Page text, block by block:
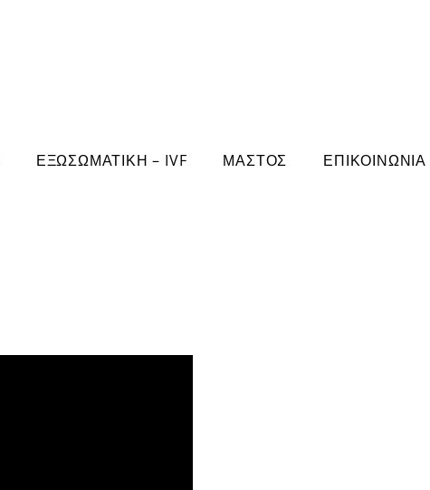
ΕΞΩΣΩΜΑΤΙΚΗ – IVF ΜΑΣΤΟΣ ΕΠΙΚΟΙΝΩΝΙΑ